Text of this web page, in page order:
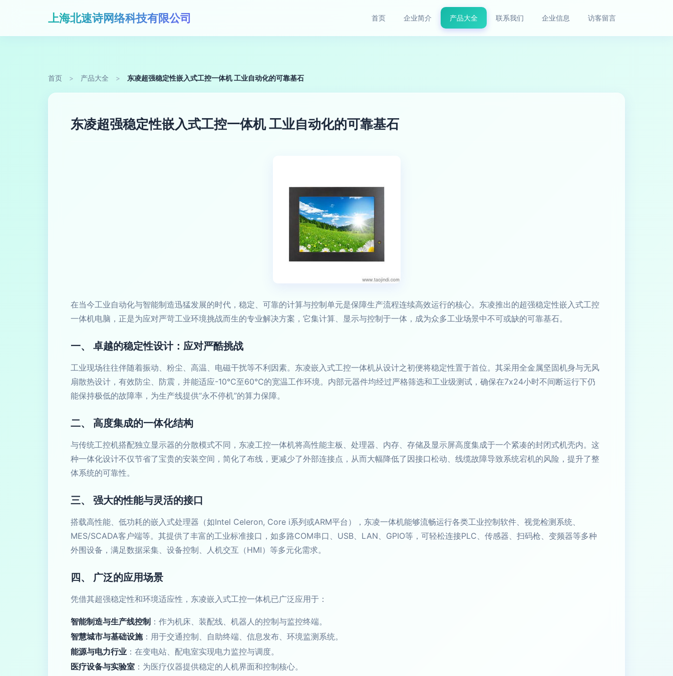
上海北速诗网络科技有限公司 首页 企业简介 产品大全 联系我们 企业信息 访客留言
首页 > 产品大全 > 东凌超强稳定性嵌入式工控一体机 工业自动化的可靠基石
东凌超强稳定性嵌入式工控一体机 工业自动化的可靠基石
在当今工业自动化与智能制造迅猛发展的时代，稳定、可靠的计算与控制单元是保障生产流程连续高效运行的核心。东凌推出的超强稳定性嵌入式工控
一体机电脑，正是为应对严苛工业环境挑战而生的专业解决方案，它集计算、显示与控制于一体，成为众多工业场景中不可或缺的可靠基石。
一、 卓越的稳定性设计：应对严酷挑战
工业现场往往伴随着振动、粉尘、高温、电磁干扰等不利因素。东凌嵌入式工控一体机从设计之初便将稳定性置于首位。其采用全金属坚固机身与无风
扇散热设计，有效防尘、防震，并能适应-10℃至60℃的宽温工作环境。内部元器件均经过严格筛选和工业级测试，确保在7x24小时不间断运行下仍
能保持极低的故障率，为生产线提供“永不停机”的算力保障。
二、 高度集成的一体化结构
与传统工控机搭配独立显示器的分散模式不同，东凌工控一体机将高性能主板、处理器、内存、存储及显示屏高度集成于一个紧凑的封闭式机壳内。这
种一体化设计不仅节省了宝贵的安装空间，简化了布线，更减少了外部连接点，从而大幅降低了因接口松动、线缆故障导致系统宕机的风险，提升了整
体系统的可靠性。
三、 强大的性能与灵活的接口
搭载高性能、低功耗的嵌入式处理器（如Intel Celeron, Core i系列或ARM平台），东凌一体机能够流畅运行各类工业控制软件、视觉检测系统、
MES/SCADA客户端等。其提供了丰富的工业标准接口，如多路COM串口、USB、LAN、GPIO等，可轻松连接PLC、传感器、扫码枪、变频器等多种
外围设备，满足数据采集、设备控制、人机交互（HMI）等多元化需求。
四、 广泛的应用场景
凭借其超强稳定性和环境适应性，东凌嵌入式工控一体机已广泛应用于：
智能制造与生产线控制 ：作为机床、装配线、机器人的控制与监控终端。
智慧城市与基础设施：用于交通控制、自助终端、信息发布、环境监测系统。
能源与电力行业 ：在变电站、配电室实现电力监控与调度。
医疗设备与实验室 ：为医疗仪器提供稳定的人机界面和控制核心。